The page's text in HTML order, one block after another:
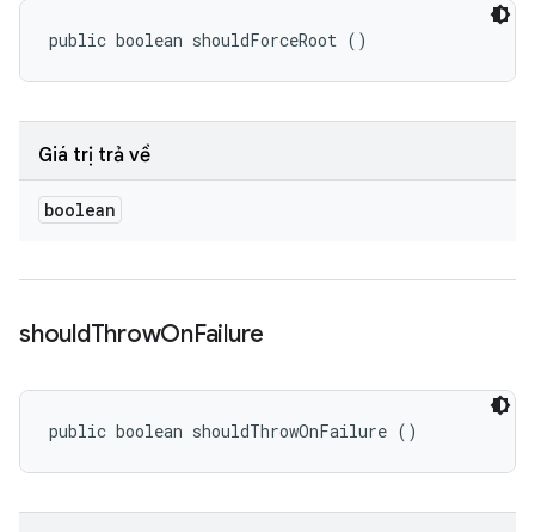
public boolean shouldForceRoot ()
Giá trị trả về
boolean
shouldThrowOnFailure
public boolean shouldThrowOnFailure ()